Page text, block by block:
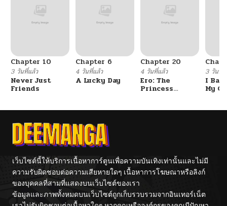
Chapter 10
3 วันที่แล้ว
Never Just
Friends
Chapter 6
4 วันที่แล้ว
A Lucky Day
Chapter 20
4 วันที่แล้ว
Ero: The
Princess
3 วันที่
I
My
เว็บไซต์นี้ให้บริการเนื้อหาการ์ตูนเพื่อความบันเทิงเท่านั้นและไม่มี
ความรับผิดชอบต่อความเสียหายใดๆ เนื้อหาการโฆษณาหรือลิงก์
ของบุคคลที่สามที่แสดงบนเว็บไซต์ของเรา
ข้อมูลและภาพทั้งหมดบนเว็บไซต์ถูกเก็บรวบรวมจากอินเทอร์เน็ต